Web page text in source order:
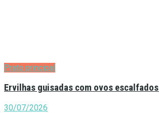
Prato principal
Ervilhas guisadas com ovos
30/07/2026